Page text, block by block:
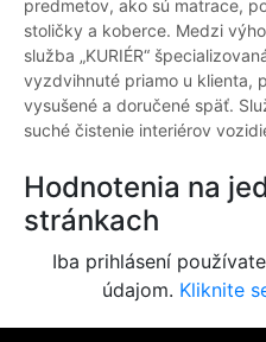
predmetov, ako sú matrace,
stoličky a koberce. Medzi
služba „KURIÉR“
vyzdvihnuté priamo u klienta,
vysušené a doručené späť.
suché čistenie interiérov
Hodnotenia na
stránkach
Iba prihlásení
údajom. Kliknite